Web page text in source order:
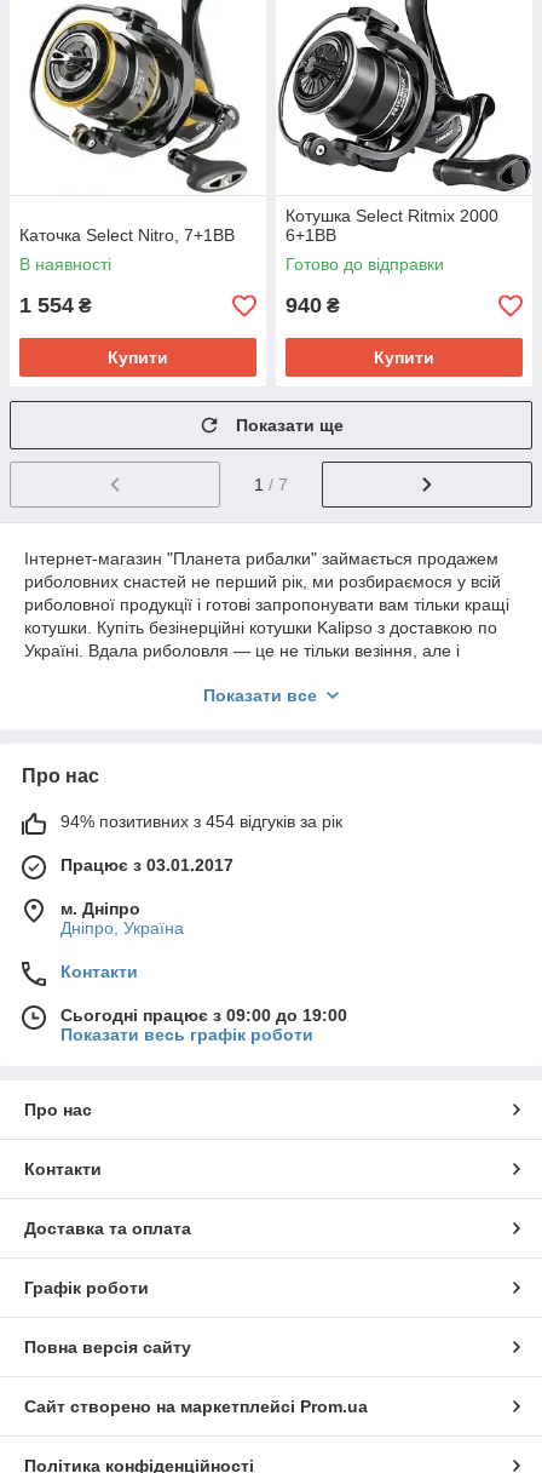
Каточка Select Nitro, 7+1BB
В наявності
1 554 ₴
Купити
Котушка Select Ritmix 2000
6+1BB
Готово до відправки
940 ₴
Купити
Показати ще
1 / 7
Інтернет-магазин "Планета рибалки" займається продажем
риболовних снастей не перший рік, ми розбираємося у всій
риболовної продукції і готові запропонувати вам тільки кращі
котушки. Купіть безінерційні котушки Kalipso з доставкою по
Україні. Вдала риболовля — це не тільки везіння, але і
Купити котушки для спінінга можна в нашому інтернет-
безінерційні котушки в магазині товарів для риболовлі
"Планета рибалки".
Показати все
Про нас
94% позитивних з 454 відгуків за рік
Працює з 03.01.2017
м. Дніпро
Дніпро, Україна
Контакти
Сьогодні працює з 09:00 до 19:00
Показати весь графік роботи
Про нас
Контакти
Доставка та оплата
Графік роботи
Повна версія сайту
Сайт створено на маркетплейсі Prom.ua
Політика конфіденційності